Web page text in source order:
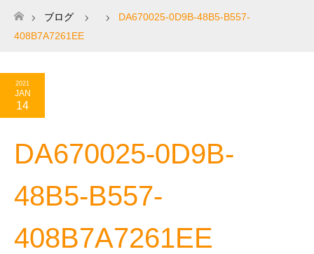
ホーム
ブログ
DA670025-0D9B-48B5-B557-
408B7A7261EE
2021
JAN
14
DA670025-0D9B-
48B5-B557-
408B7A7261EE